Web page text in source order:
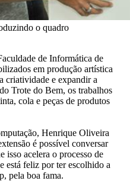
o quadro
de Informática de
em produção artística
criatividade e expandir a
Trote do Bem, os trabalhos
cola e peças de produtos
Henrique Oliveira
é possível conversar
isso acelera o processo de
está feliz por ter escolhido a
pela boa fama.